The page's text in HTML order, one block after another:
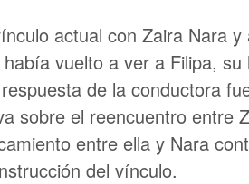
actual con Zaira Nara y
vuelto a ver a Filipa, su
de la conductora
sobre el reencuentro entre
entre ella y Nara
del vínculo.